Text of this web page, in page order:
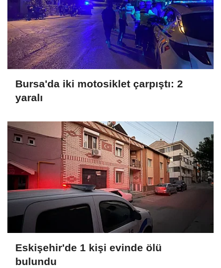
Bursa'da iki motosiklet çarpıştı: 2
yaralı
Eskişehir'de 1 kişi evinde ölü
bulundu